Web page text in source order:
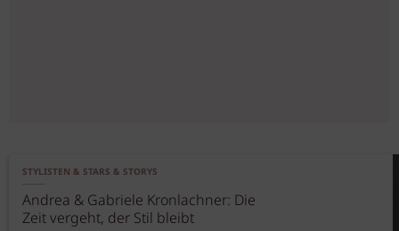
STYLISTEN & STARS & STORYS
Andrea & Gabriele Kronlachner: Die
Zeit vergeht, der Stil bleibt